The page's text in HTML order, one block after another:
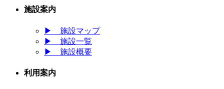
施設案内
▶ 施設マップ
▶ 施設一覧
▶ 施設概要
利用案内